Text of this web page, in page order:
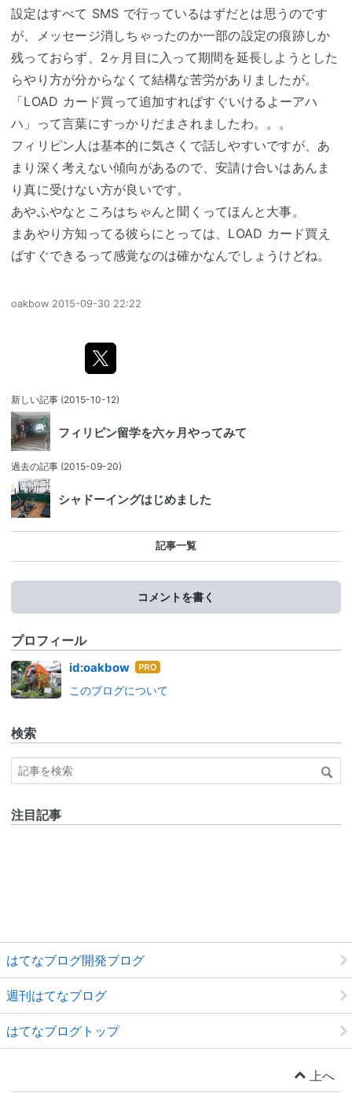
設定はすべて SMS で行っているはずだとは思うのです
が、メッセージ消しちゃったのか一部の設定の痕跡しか
残っておらず、2ヶ月目に入って期間を延長しようとした
らやり方が分からなくて結構な苦労がありましたが。
「LOAD カード買って追加すればすぐいけるよーアハ
ハ」って言葉にすっかりだまされましたわ。。。
フィリピン人は基本的に気さくで話しやすいですが、あ
まり深く考えない傾向があるので、安請け合いはあんま
り真に受けない方が良いです。
あやふやなところはちゃんと聞くってほんと大事。
まあやり方知ってる彼らにとっては、LOAD カード買え
ばすぐできるって感覚なのは確かなんでしょうけどね。
oakbow 2015-09-30 22:22
新しい記事 (2015-10-12)
フィリピン留学を六ヶ月やってみて
過去の記事 (2015-09-20)
シャドーイングはじめました
記事一覧
コメントを書く
プロフィール
id:oakbow はて
ログ
このブログについて
検索
注目記事
はてなブログ開発ブログ
週刊はてなブログ
はてなブログトップ
上へ